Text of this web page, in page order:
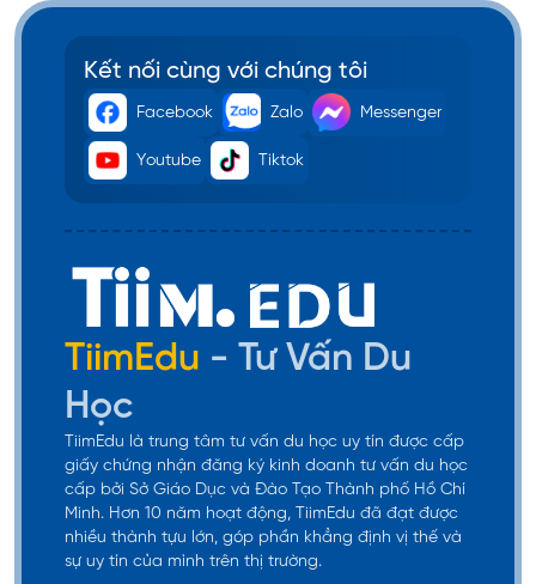
Kết nối cùng với chúng tôi
Facebook Zalo Messenger
Youtube Tiktok
TiimEdu - Tư Vấn Du
Học
TiimEdu là trung tâm tư vấn du học uy tín được cấp
giấy chứng nhận đăng ký kinh doanh tư vấn du học
cấp bởi Sở Giáo Dục và Đào Tạo Thành phố Hồ Chí
Minh. Hơn 10 năm hoạt động, TiimEdu đã đạt được
nhiều thành tựu lớn, góp phần khẳng định vị thế và
sự uy tín của mình trên thị trường.